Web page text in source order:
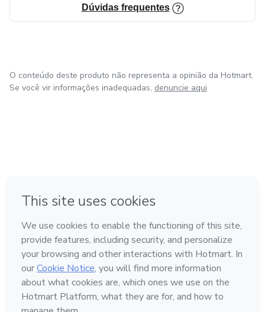
Dúvidas frequentes
O conteúdo deste produto não representa a opinião da Hotmart.
Se você vir informações inadequadas, denuncie aqui
Feito com ❤ em Bogotá
Conheça a Hotmart
Idioma
Português